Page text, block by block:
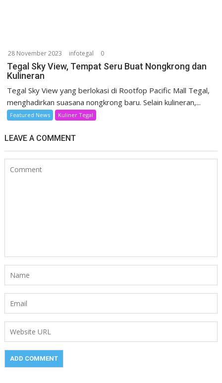
28 November 2023 infotegal 0
Tegal Sky View, Tempat Seru Buat Nongkrong dan
Kulineran
Tegal Sky View yang berlokasi di Rootfop Pacific Mall Tegal,
menghadirkan suasana nongkrong baru. Selain kulineran,...
Featured News Kuliner Tegal
LEAVE A COMMENT